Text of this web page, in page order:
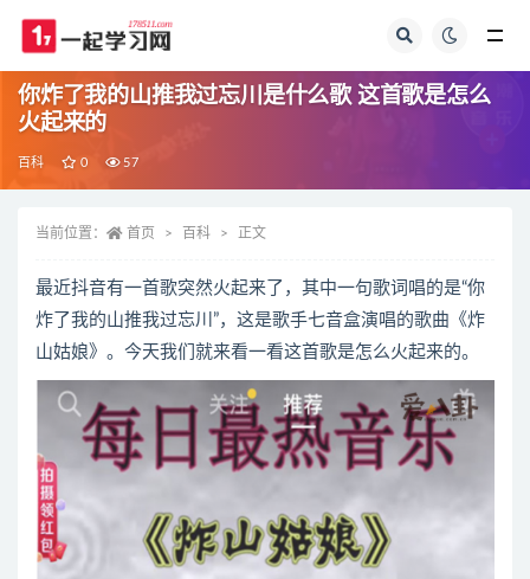
你炸了我的山推我过忘川是什么歌 这首歌是怎么
火起来的
百科 0 57
当前位置： 首页 百科 正文
最近抖音有一首歌突然火起来了，其中一句歌词唱的是“你
炸了我的山推我过忘川”，这是歌手七音盒演唱的歌曲《炸
山姑娘》。今天我们就来看一看这首歌是怎么火起来的。